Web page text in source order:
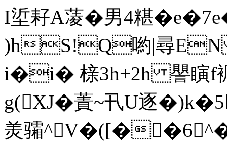
I垽耔A蓤�男4糂�
)hS!Q喲|尋EN
i�i� 榇3h+2h 譻瞚f
g(XJ�蔶~卂U逐
羙骦^V�([�